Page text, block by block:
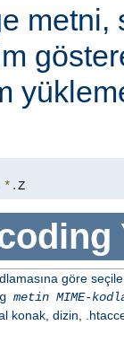
*.Z
göre
metin MIME-
konak, dizin,